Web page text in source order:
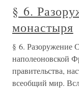
§ 6.
монастыря
§ 6. Разоружение
наполеоновской
правительства,
всеобщий мир.